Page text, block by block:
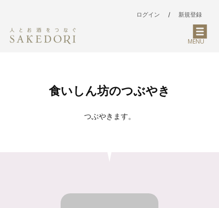
ログイン / 新規登録
MENU
食いしん坊のつぶやき
つぶやきます。